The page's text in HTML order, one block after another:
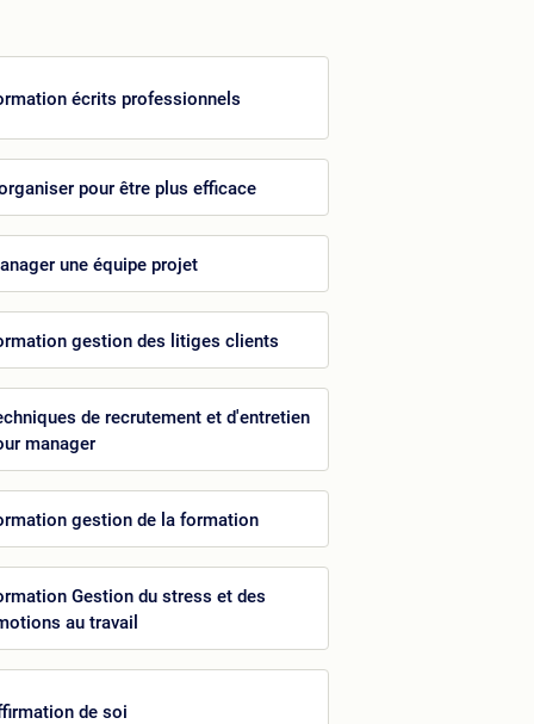
écrits professionnels
pour être plus efficace
une équipe projet
gestion des litiges clients
de recrutement et d'entretien
manager
gestion de la formation
Gestion du stress et des
au travail
de soi